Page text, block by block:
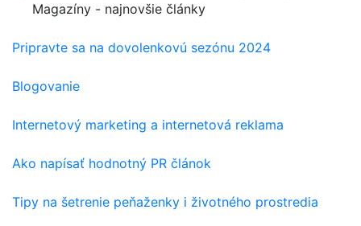
Magazíny - najnovšie články
Pripravte sa na dovolenkovú sezónu 2024
Blogovanie
Internetový marketing a internetová reklama
Ako napísať hodnotný PR článok
Tipy na šetrenie peňaženky i životného prostredia